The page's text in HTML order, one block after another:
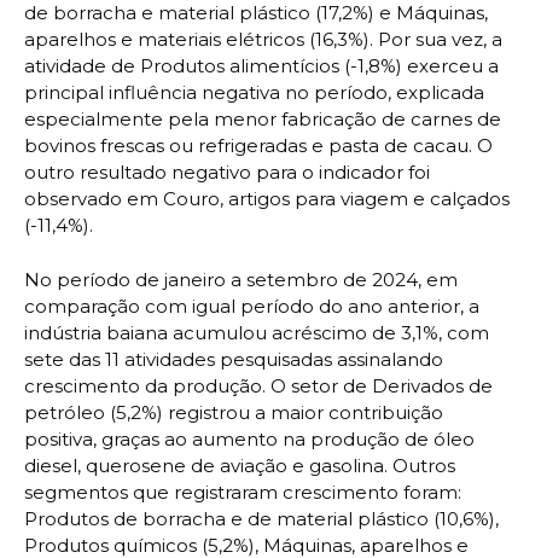
de borracha e material plástico (17,2%) e Máquinas,
aparelhos e materiais elétricos (16,3%). Por sua vez, a
atividade de Produtos alimentícios (-1,8%) exerceu a
principal influência negativa no período, explicada
especialmente pela menor fabricação de carnes de
bovinos frescas ou refrigeradas e pasta de cacau. O
outro resultado negativo para o indicador foi
observado em Couro, artigos para viagem e calçados
(-11,4%).
No período de janeiro a setembro de 2024, em
comparação com igual período do ano anterior, a
indústria baiana acumulou acréscimo de 3,1%, com
sete das 11 atividades pesquisadas assinalando
crescimento da produção. O setor de Derivados de
petróleo (5,2%) registrou a maior contribuição
positiva, graças ao aumento na produção de óleo
diesel, querosene de aviação e gasolina. Outros
segmentos que registraram crescimento foram:
Produtos de borracha e de material plástico (10,6%),
Produtos químicos (5,2%), Máquinas, aparelhos e